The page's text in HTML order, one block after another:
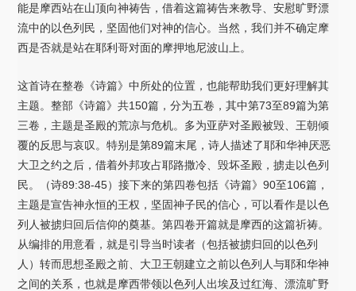
能是摩西站在山顶向神祷告，借着这篇祷告来教导、安慰旷野漂
流中的以色列民，坚固他们对神的信心。当然，我们并不确定摩
西是否就是站在耶利哥对面的摩押地尼波山上。
这首诗在整卷《诗篇》中所处的位置，也能帮助我们更好理解其
主题。整部《诗篇》共150篇，分为五卷，其中第73至89篇为第
三卷，主题是圣殿的荒凉与危机。多为亚萨对圣殿被毁、王朝倾
覆的反思与哀叹。特别是第89篇末尾，诗人描述了耶和华神厌恶
大卫之约之后，借着外邦攻占耶路撒冷、毁坏圣殿，掳走以色列
民。（诗89:38-45）接下来的第四卷包括《诗篇》90至106篇，
主题是宣告神永恒的王权，坚固神子民的信心，可以看作是以色
列人被掳归回后信仰的奠基。第四卷开篇就是摩西的这篇祈祷。
从编排的用意看，就是引导当时读者（包括被掳归回的以色列
人）转而思想圣殿之前、大卫王朝建立之前以色列人与耶和华神
之间的关系，也就是摩西带领以色列人出埃及过红海、漂流旷野